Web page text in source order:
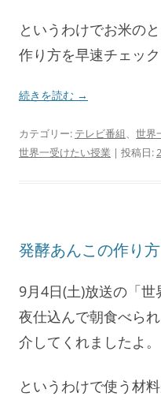
というわけでお米の
作り方を早速チェック
続きを読む →
カテゴリー: テレビ番組、 世界
世界一受けたい授業 | 投稿日:
発酵あんこの作り
9月4日(土)放送の「世
夜仕込んで朝食べら
介してくれましたよ。
というわけで使う材